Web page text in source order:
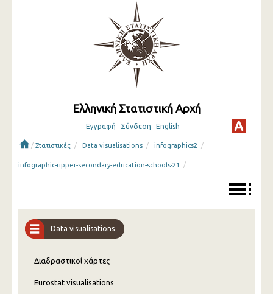
Ελληνική Στατιστική Αρχή
Εγγραφή Σύνδεση English
/ Στατιστικές / Data visualisations / infographics2 /
infographic-upper-secondary-education-schools-21 /
Data visualisations
Διαδραστικοί χάρτες
Eurostat visualisations